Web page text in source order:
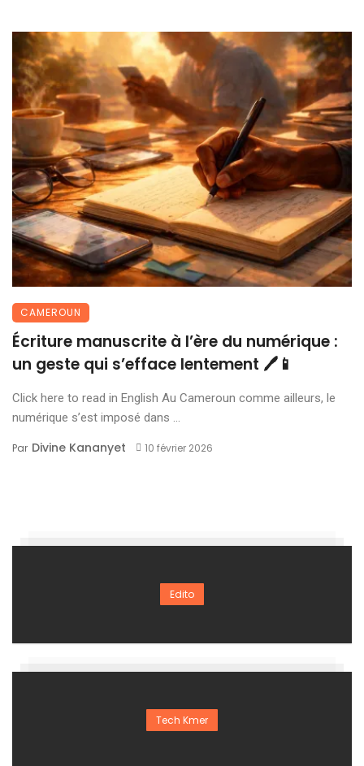
CAMEROUN
Écriture manuscrite à l’ère du numérique :
un geste qui s’efface lentement 🖊️📱
Click here to read in English Au Cameroun comme ailleurs, le
numérique s’est imposé dans ...
Par Divine Kananyet 10 février 2026
Edito
Tech Kmer